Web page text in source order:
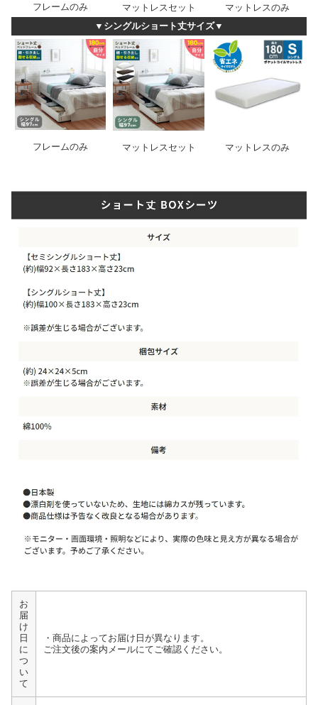
フレームのみ マットレスセット
マットレスのみ
▼シングルショート丈サイズ▼
フレームのみ マットレスセット マットレスのみ
お
届
け
日
に
つ
い
て
・商品によってお届け日が異なります。
ご注文後の案内メールにてご確認ください。